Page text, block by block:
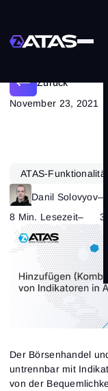
Hinzufügen
Zurück
November 23, 2021
ATAS-Funktionalität
Danil Solovyov–
8 Min. Lesezeit–
Der Börsenhandel
untrennbar mit
von der